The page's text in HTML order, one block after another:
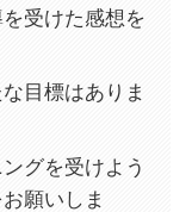
受けた感想を
目標はありま
グを受けよう
願いしま